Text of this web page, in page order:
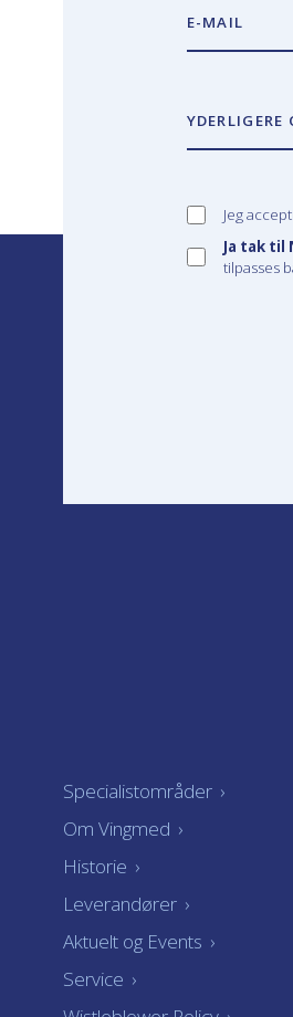
E-MAIL
YDERLIGERE
Jeg
Ja tak til
tilpasses
Specialistområder ›
Om Vingmed ›
Historie ›
Leverandører ›
Aktuelt og Events ›
Service ›